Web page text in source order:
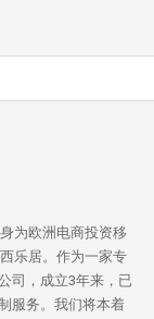
为欧洲电商投资移
乐居。作为一家专
司，成立3年来，已
服务。我们将本着